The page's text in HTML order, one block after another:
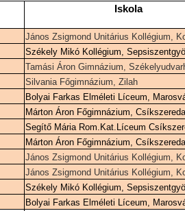
Iskola
János Zsigmond Unitárius Kollégium,
Székely Mikó Kollégium,
Tamási Áron Gimnázium,
Silvania Főgimnázium, Zilah
Bolyai Farkas Elméleti Líceum,
Márton Áron Főgimnázium, Csíkszereda
Segítő Mária Rom.Kat.Líceum
Márton Áron Főgimnázium, Csíkszereda
János Zsigmond Unitárius Kollégium,
János Zsigmond Unitárius Kollégium,
Székely Mikó Kollégium,
Bolyai Farkas Elméleti Líceum,